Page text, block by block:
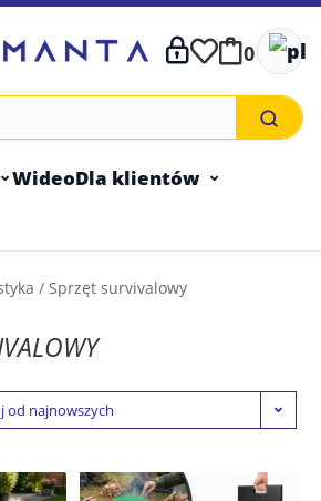
0
WideoDla klientów
/ Sprzęt survivalowy
od najnowszych